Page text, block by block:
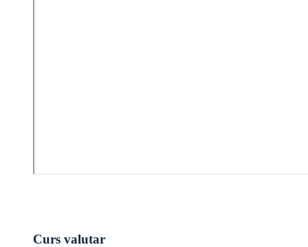
Curs valutar